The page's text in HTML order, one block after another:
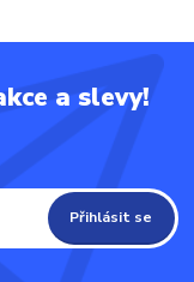
a slevy!
Přihlásit se